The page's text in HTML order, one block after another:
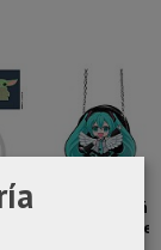
Bolso pequeño
de cadena de